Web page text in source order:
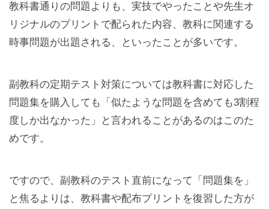
教科書通りの問題よりも、実技でやったことや先生オ
リジナルのプリントで配られた内容、教科に関連する
時事問題が出題される、といったことが多いです。
副教科の定期テスト対策については教科書に対応した
問題集を購入しても「似たような問題を含めても3割程
度しか出なかった」と言われることがあるのはこのた
めです。
ですので、副教科のテスト直前になって「問題集を」
と焦るよりは、教科書や配布プリントを復習した方が